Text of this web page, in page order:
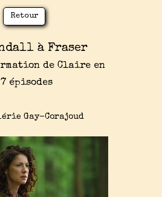
à Fraser
de Claire en
7 épisodes
Gay-Corajoud
Retour